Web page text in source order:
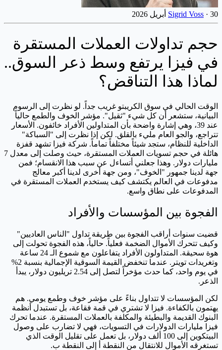
Sigrid Voss · 30 أبريل 2026
حجم تداولات العملات المستقرة
في فيزا يرتفع وسط ذعر السوق..
لماذا هذا التناقض؟
الوقت الحالي في سوق الكريبتو غريب جداً. لو نظرت إلى الرسوم
البيانية، ستشعر أن كل شيء "ثقيل". مؤشر الخوف والطمع حالياً
عند 39، وهي إشارة واضحة بأن المتداولين الأفراد خائفون. الأسعار
تتراجع، والجو العام مليء بالقلق. لكن إذا نظرت إلى "السباكة"
الداخلية للنظام، ستجد شيئاً مختلفاً تماماً. شركة فيزا تشهد قفزة
هائلة في حجم تسويات العملات المستقرة، حيث وصلت إلى معدل 7
مليارات دولار. وهذا جعلني أتساءل عن سبب هذا الانقسام؛ فمن
جهة لدينا جمهور "الخوف"، ومن جهة أخرى لدينا أكبر معالج
مدفوعات في العالم يكتشف كيف يستخدم العملات المستقرة في
المدفوعات على نطاق واسع.
الفجوة بين المؤسسات والأفراد
قضيت سنوات أراقب الفجوة بين طريقة تداول "الناس العاديين"
وكيف تتحرك الأموال الضخمة فعلياً. حالياً، هذه الفجوة تحولت إلى
هوة سحيقة. المتداولون الأفراد يتفاعلون مع شموع الـ 24 ساعة
وتغريدات تويتر. عندما تنخفض القيمة السوقية الإجمالية بنسبة 2%
في يوم واحد، كما حدث مؤخراً لتصل إلى 2.54 تريليون دولار، يبدأ
الذعر.
لكن المؤسسات لا تتداول بناءً على مؤشر خوف وطمع يومي. هم
يهتمون بالكفاءة. فيزا لا تشتري في قمة فقاعة، بل تستبدل أنظمة
البنوك القديمة والبطيئة والمكلفة بالعملات المستقرة. عندما تحرك
فيزا مليارات الدولارات في التسويات، فهي لا تضارب على وصول
البيتكوين إلى 100 ألف دولار، بل تعمل على تقليل الوقت الذي
تستغرقه الأموال للانتقال من النقطة أ إلى النقطة ب.